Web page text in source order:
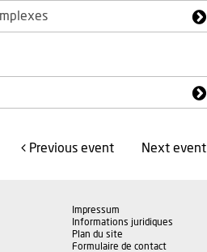
Previous event Next event
Impressum
Informations juridiques
Plan du site
Formulaire de contact